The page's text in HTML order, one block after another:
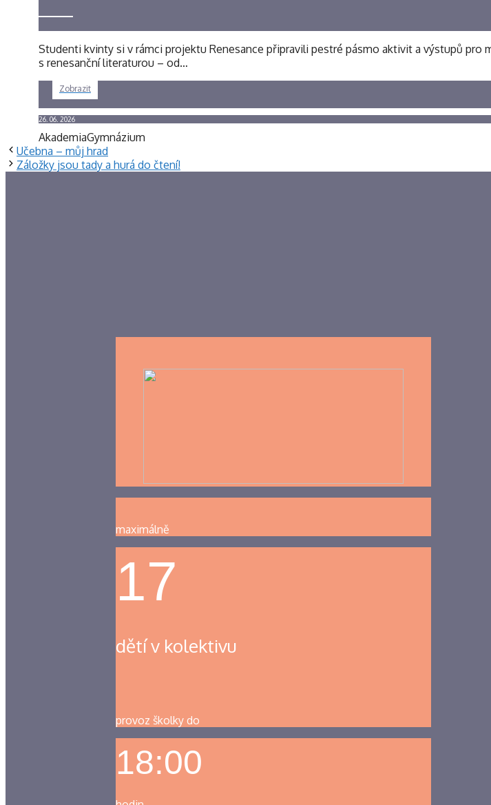
Studenti kvinty si v rámci projektu Renesance připravili pestré pásmo aktivit a výstupů pro
s renesanční literaturou – od…
Zobrazit
26. 06. 2026
AkademiaGymnázium
Učebna – můj hrad
Záložky jsou tady a hurá do čtení!
maximálně
17
dětí v kolektivu
provoz školky do
18:00